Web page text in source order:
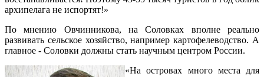
архипелага не испортят!»
По мнению Овчинникова, на Соловках вполне реально
развивать сельское хозяйство, например картофелеводство. А
главное - Соловки должны стать научным центром России.
«На островах много места для